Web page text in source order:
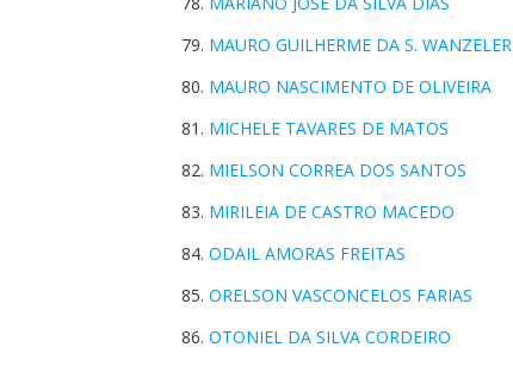
MAURO GUILHERME DA S. WANZELER
MAURO NASCIMENTO DE OLIVEIRA
MICHELE TAVARES DE MATOS
MIELSON CORREA DOS SANTOS
MIRILEIA DE CASTRO MACEDO
ODAIL AMORAS FREITAS
ORELSON VASCONCELOS FARIAS
OTONIEL DA SILVA CORDEIRO